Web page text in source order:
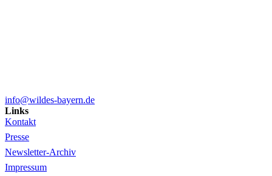
info@wildes-bayern.de
Links
Kontakt
Presse
Newsletter-Archiv
Impressum